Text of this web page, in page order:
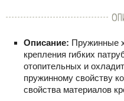
Описание: Пружинные
крепления гибких
отопительных и
пружинному свойству
свойства материалов